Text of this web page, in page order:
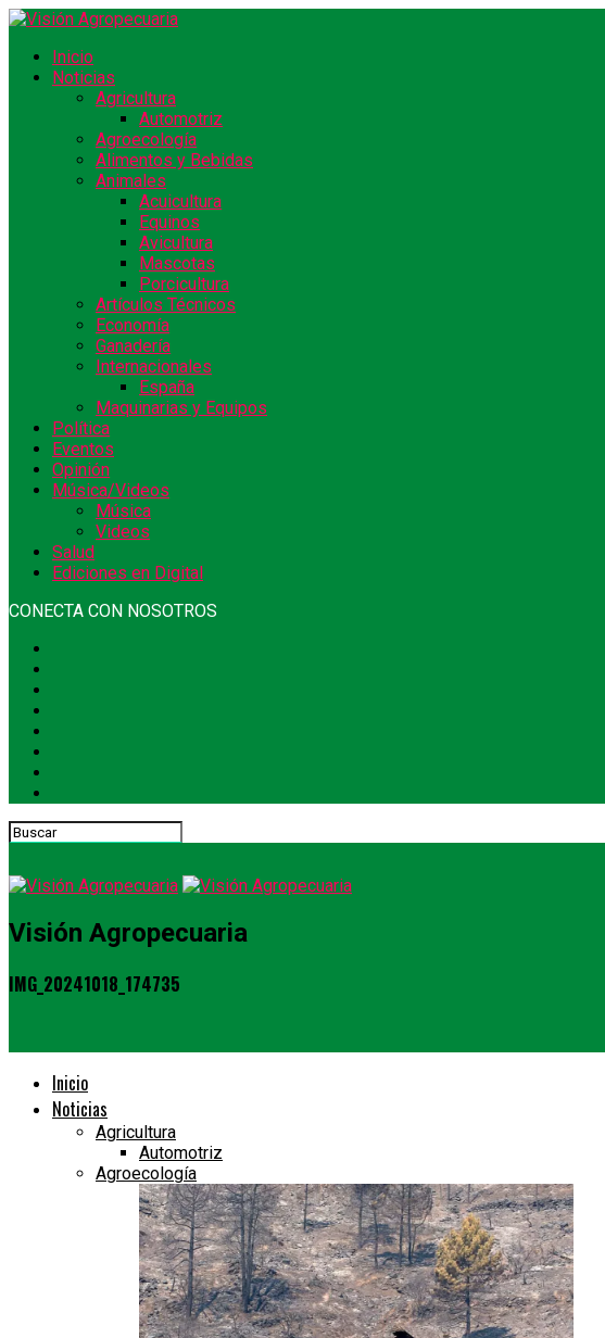
Inicio
Noticias
Agricultura
Automotriz
Agroecología
Alimentos y Bebidas
Animales
Acuicultura
Equinos
Avicultura
Mascotas
Porcicultura
Artículos Técnicos
Economía
Ganadería
Internacionales
España
Maquinarias y Equipos
Política
Eventos
Opinión
Música/Videos
Música
Videos
Salud
Ediciones en Digital
CONECTA CON NOSOTROS
Visión Agropecuaria
IMG_20241018_174735
Inicio
Noticias
Agricultura
Automotriz
Agroecología